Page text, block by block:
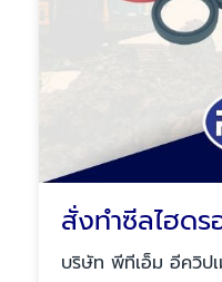
สั่งทำซีลไฮด
บริษัท พีทีเอ็ม อีควิป